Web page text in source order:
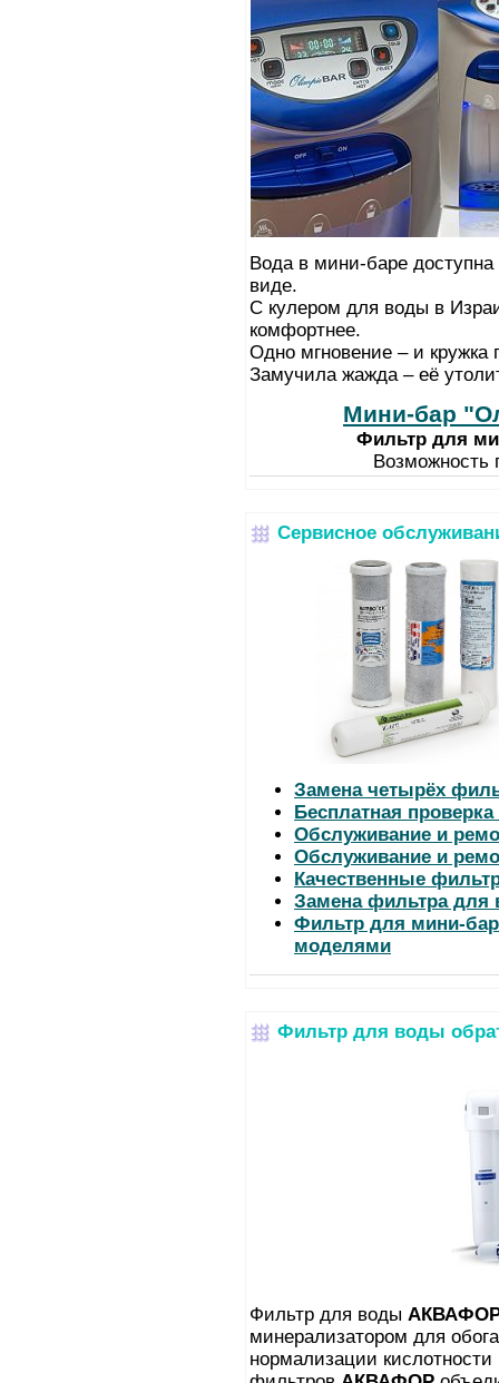
Вода в мини-баре
виде.
С кулером для воды в
комфортнее.
Одно мгновение – и кружка
Замучила жажда – её
Мини-бар
Фильтр для
Возможность
Сервисное
Замена четырёх
Бесплатная
Обслуживание и
Обслуживание и
Качественные
Замена фильтра для
Фильтр для мини-
моделями
Фильтр для воды
Фильтр для воды
минерализатором для
нормализации